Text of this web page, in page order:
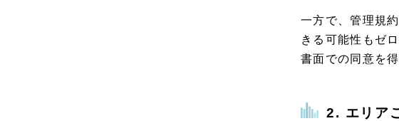
一方で、管理規
きる可能性もゼ
書面での同意を
2. エリア